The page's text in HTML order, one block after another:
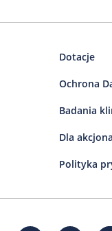
Dotacje
Ochrona
Badania
Dla
Polityka